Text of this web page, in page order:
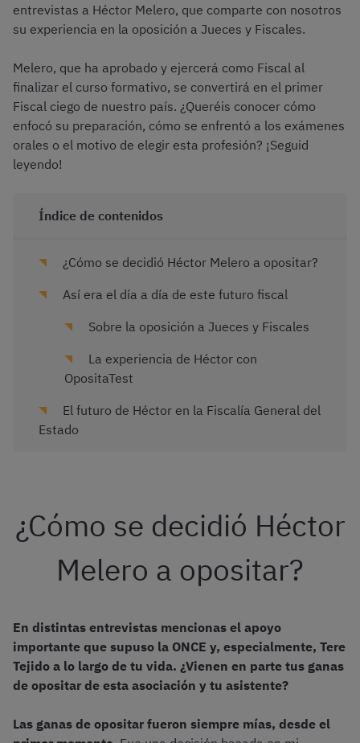
entrevistas a Héctor Melero, que comparte con nosotros
su experiencia en la oposición a Jueces y Fiscales.
Melero, que ha aprobado y ejercerá como Fiscal al
finalizar el curso formativo, se convertirá en el primer
Fiscal ciego de nuestro país. ¿Queréis conocer cómo
enfocó su preparación, cómo se enfrentó a los exámenes
orales o el motivo de elegir esta profesión? ¡Seguid
leyendo!
Índice de contenidos
¿Cómo se decidió Héctor Melero a opositar?
Así era el día a día de este futuro fiscal
Sobre la oposición a Jueces y Fiscales
La experiencia de Héctor con
OpositaTest
El futuro de Héctor en la Fiscalía General del
Estado
¿Cómo se decidió Héctor
Melero a opositar?
En distintas entrevistas mencionas el apoyo
importante que supuso la ONCE y, especialmente, Tere
Tejido a lo largo de tu vida. ¿Vienen en parte tus ganas
de opositar de esta asociación y tu asistente?
Las ganas de opositar fueron siempre mías, desde el